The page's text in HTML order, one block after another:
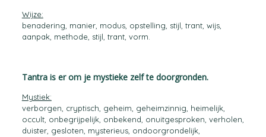
Wijze:
benadering, manier, modus, opstelling, stijl, trant, wijs,
aanpak, methode, stijl, trant, vorm.
Tantra is er om je mystieke zelf te doorgronden.
Mystiek:
verborgen, cryptisch, geheim, geheimzinnig, heimelijk,
occult, onbegrijpelijk, onbekend, onuitgesproken, verholen,
duister, gesloten, mysterieus, ondoorgrondelijk,